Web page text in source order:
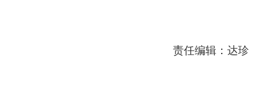
责任编辑：达珍